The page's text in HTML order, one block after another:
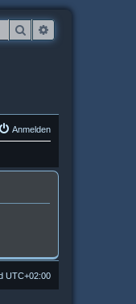
Suche
Anmelden
UTC+02:00